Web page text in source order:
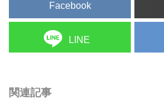
Facebook
LINE
関連記事